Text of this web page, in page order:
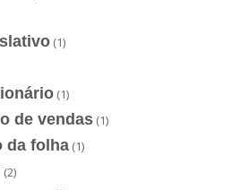
(1)
(1)
de vendas (1)
da folha (1)
(2)